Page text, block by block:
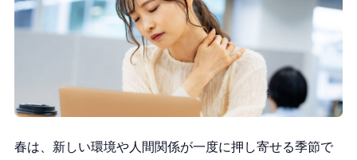
春は、新しい環境や人間関係が一度に押し寄せる季節で